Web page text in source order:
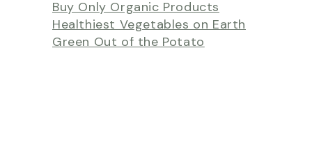
Buy Only Organic Products
Healthiest Vegetables on Earth
Green Out of the Potato